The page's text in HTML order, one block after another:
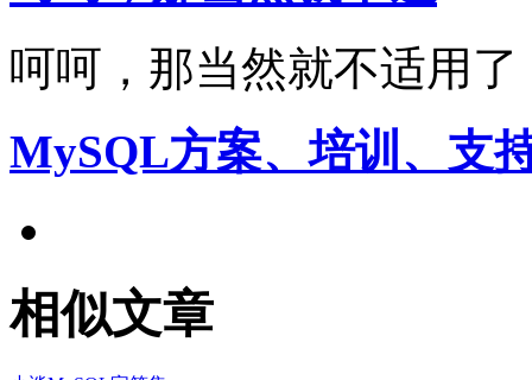
呵呵，那当然就不适用
MySQL方案、培训、支
相似文章